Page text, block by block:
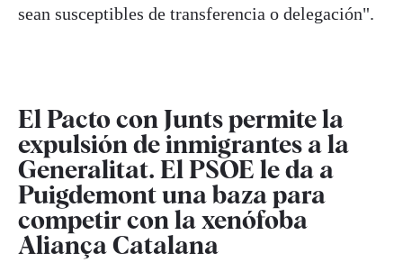
sean susceptibles de transferencia o delegación".
El Pacto con Junts permite la
expulsión de inmigrantes a la
Generalitat. El PSOE le da a
Puigdemont una baza para
competir con la xenófoba
Aliança Catalana